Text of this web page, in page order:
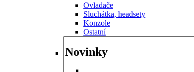
Ovladače
Sluchátka, headsety
Konzole
Ostatní
Novinky